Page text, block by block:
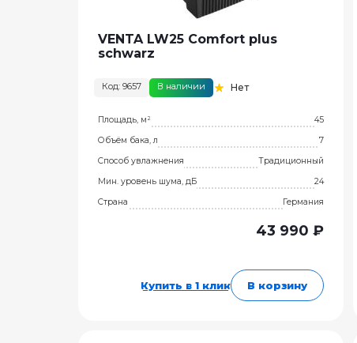
VENTA LW25 Comfort plus
schwarz
Код: 9657 В наличии Нет
Площадь, м²
45
Объём бака, л
7
Способ увлажнения
Традиционный
Мин. уровень шума, дБ
24
Страна
Германия
43 990 ₽
Купить в 1 клик В корзину